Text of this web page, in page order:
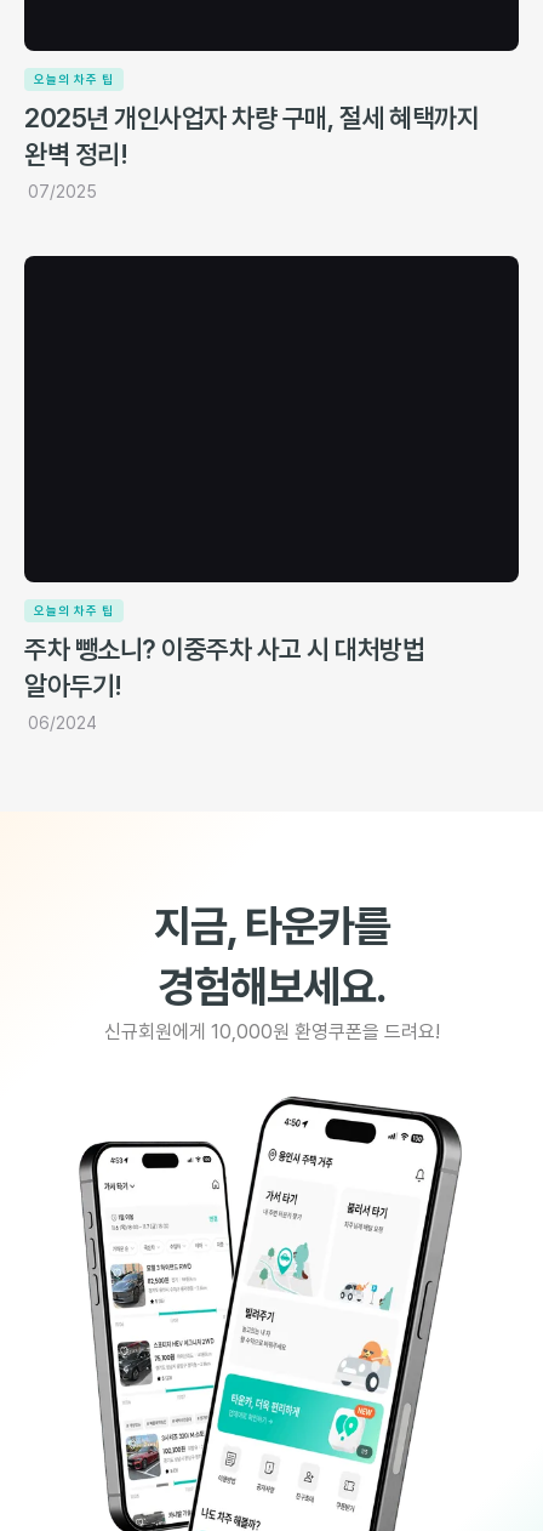
오늘의 차주 팁
2025년 개인사업자 차량 구매, 절세 혜택까지
완벽 정리!
07/2025
오늘의 차주 팁
주차 뺑소니? 이중주차 사고 시 대처방법
알아두기!
06/2024
지금, 타운카를
경험해보세요.
신규회원에게 10,000원 환영쿠폰을 드려요!